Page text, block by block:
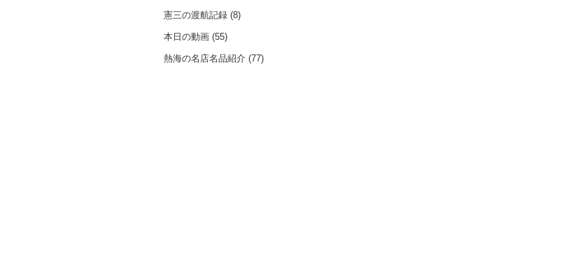
憲三の渡航記録(8)
本日の動画(55)
熱海の名店名品紹介(77)